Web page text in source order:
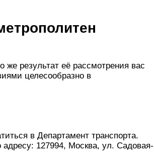
результат её рассмотрения вас
целесообразно в
в Департамент транспорта.
127994, Москва, ул. Садовая-